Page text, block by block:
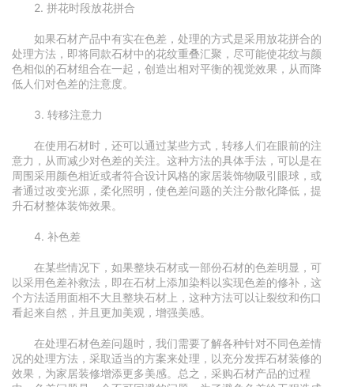
2. 拼花时段放花拼合
如果石材产品中有实在色差，处理的方式是采用放花拼合的
处理方法，即将同款石材中的花纹重叠汇聚，尽可能使花纹与颜
色相似的石材组合在一起，创造出相对平衡的视觉效果，从而降
低人们对色差的注意度。
3. 转移注意力
在使用石材时，还可以通过某些方式，转移人们在眼前的注
意力，从而减少对色差的关注。这种方法的具体手法，可以是在
周围采用颜色相近或者符合设计风格的家居装饰物吸引眼球，或
者通过改变光源，柔化照明，使色差问题的关注分散化降低，提
升石材整体装饰效果。
4. 补色差
在某些情况下，如果整块石材或一部份石材的色差明显，可
以采用色差补救法，即在石材上添加染料以实现色差的修补，这
个方法适用面相不大且整块石材上，这种方法可以让裂纹和伤口
看起来自然，并且更加美观，增强美感。
在处理石材色差问题时，我们需要了解各种针对不同色差情
况的处理方法，采取适当的方案来处理，以充分发挥石材装修的
效果，为家居装修增添更多美感。总之，采购石材产品的过程